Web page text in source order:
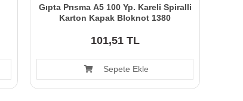
Gıpta Prısma A5 100 Yp. Kareli Spiralli
Karton Kapak Bloknot 1380
101,51 TL
Sepete Ekle